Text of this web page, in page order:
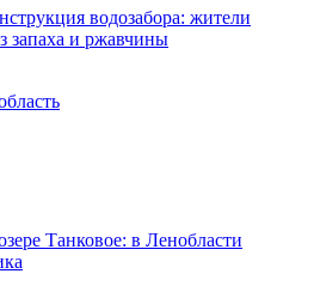
водозабора: жители
запаха и ржавчины
Танковое: в Ленобласти